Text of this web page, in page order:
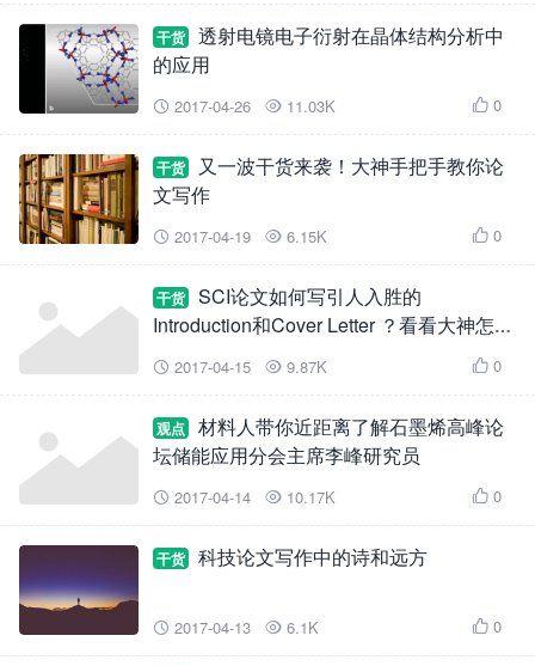
干货
透射电镜电子衍射在晶体结构分析中
的应用
 2017-04-26  11.03K  0
干货
又一波干货来袭！大神手把手教你论
文写作
 2017-04-19  6.15K  0
干货
SCI论文如何写引人入胜的
Introduction和Cover Letter ？看看大神怎么
说！
 2017-04-15  9.87K  0
观点
材料人带你近距离了解石墨烯高峰论
坛储能应用分会主席李峰研究员
 2017-04-14  10.17K  0
干货 科技论文写作中的诗和远方
 2017-04-13  6.1K  0